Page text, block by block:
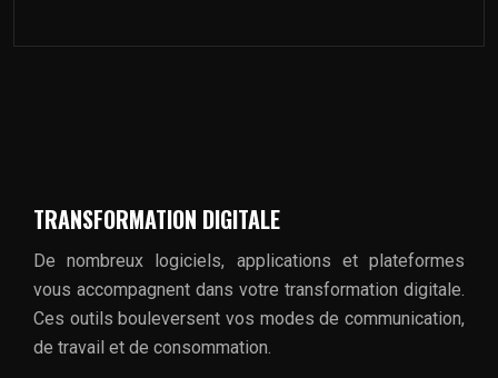
TRANSFORMATION DIGITALE
De nombreux logiciels, applications et plateformes
vous accompagnent dans votre transformation digitale.
Ces outils bouleversent vos modes de communication,
de travail et de consommation.